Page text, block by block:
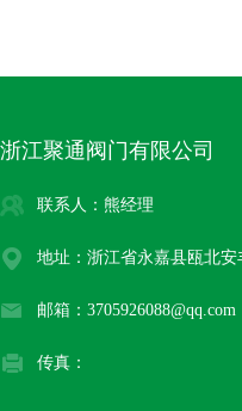
浙江聚通阀门有限公司
联系人：熊经理
地址：浙江省永嘉县瓯北安
邮箱：3705926088@qq.com
传真：